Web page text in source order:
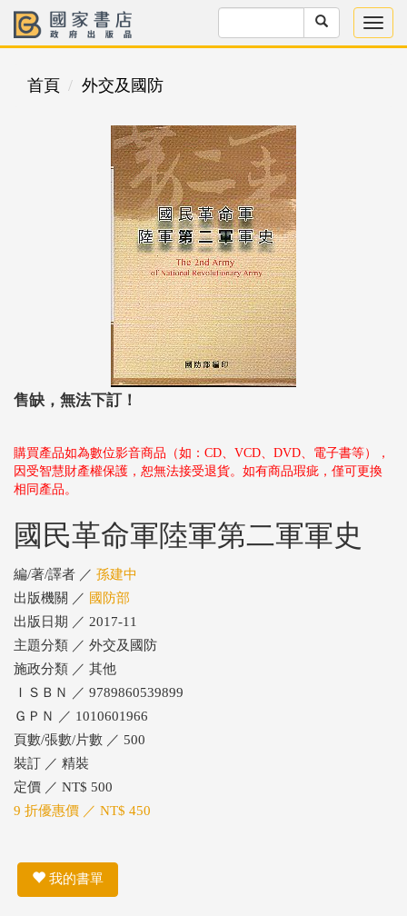
首頁 外交及國防
售缺，無法下訂！
購買產品如為數位影音商品（如：CD、VCD、DVD、電子書等），
因受智慧財產權保護，恕無法接受退貨。如有商品瑕疵，僅可更換
相同產品。
國民革命軍陸軍第二軍軍史
編/著/譯者 ／ 孫建中
出版機關 ／ 國防部
出版日期 ／ 2017-11
主題分類 ／ 外交及國防
施政分類 ／ 其他
ＩＳＢＮ ／ 9789860539899
ＧＰＮ ／ 1010601966
頁數/張數/片數 ／ 500
裝訂 ／ 精裝
定價 ／ NT$ 500
9 折優惠價 ／ NT$ 450
我的書單